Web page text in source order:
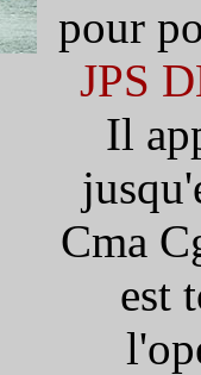
pour
JPS
Il
Cma
est